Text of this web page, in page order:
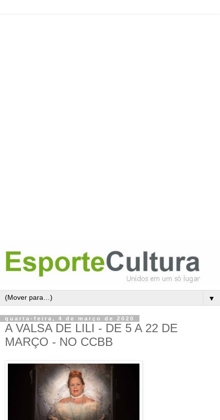
▼
quarta-feira, 4 de março de 2020
A VALSA DE LILI - DE 5 A 22 DE
MARÇO - NO CCBB